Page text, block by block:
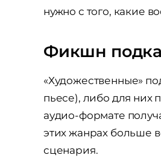
нужно с того, какие
Фикшн
«Художественные»
пьесе), либо для них
аудио-формате
этих жанрах больше
сценария.